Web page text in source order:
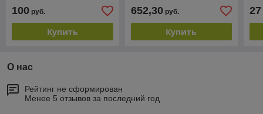
100 руб.
Купить
652,30руб.
Купить
27
О нас
Рейтинг не сформирован
Менее 5 отзывов за последний год